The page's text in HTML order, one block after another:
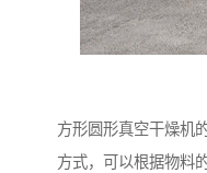
方形圆形真空干燥机
方式，可以根据物料